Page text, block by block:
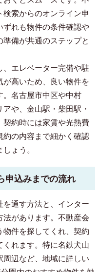
索からのオンライン申
ずれも物件の条件確認や
備が共通のステップと
エレベーター完備や駐
高いため、良い物件を
。名古屋市中区や中村
や、金山駅・柴田駅・
契約時には家賃や光熱費
約の内容まで細かく確認
ょう。
申込みまでの流れ
通す方法と、インター
法があります。不動産会
件を探してくれ、契約
れます。特に名鉄犬山
辺など、地域に詳しい